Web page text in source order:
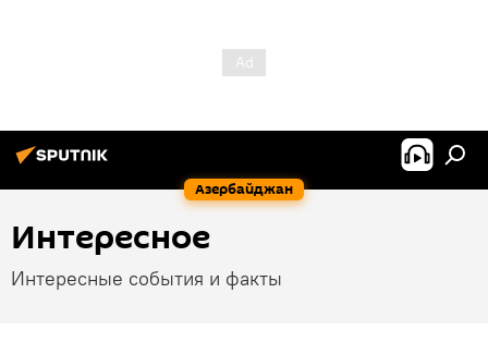
Азербайджан
Интересное
Интересные события и факты